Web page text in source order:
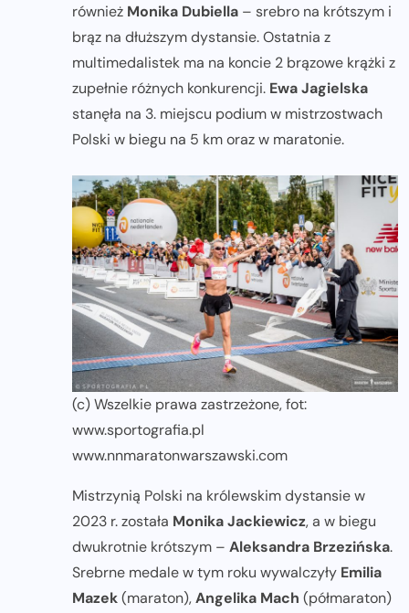
również Monika Dubiella – srebro na krótszym i
brąz na dłuższym dystansie. Ostatnia z
multimedalistek ma na koncie 2 brązowe krążki z
zupełnie różnych konkurencji. Ewa Jagielska
stanęła na 3. miejscu podium w mistrzostwach
Polski w biegu na 5 km oraz w maratonie.
(c) Wszelkie prawa zastrzeżone, fot:
www.sportografia.pl
www.nnmaratonwarszawski.com
Mistrzynią Polski na królewskim dystansie w
2023 r. została Monika Jackiewicz, a w biegu
dwukrotnie krótszym – Aleksandra Brzezińska.
Srebrne medale w tym roku wywalczyły Emilia
Mazek(maraton),Angelika Mach (półmaraton)